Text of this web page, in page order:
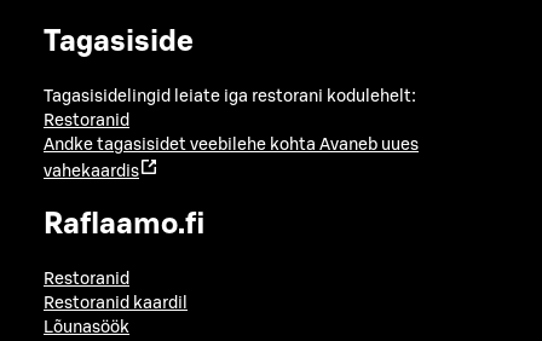
Tagasiside
Tagasisidelingid leiate iga restorani kodulehelt:
Restoranid
Andke tagasisidet veebilehe kohta Avaneb uues
vahekaardis
Raflaamo.fi
Restoranid
Restoranid kaardil
Lõunasöök